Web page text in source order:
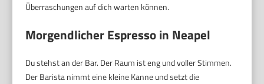
Überraschungen auf dich warten können.
Morgendlicher Espresso in Neapel
Du stehst an der Bar. Der Raum ist eng und voller Stimmen.
Der Barista nimmt eine kleine Kanne und setzt die